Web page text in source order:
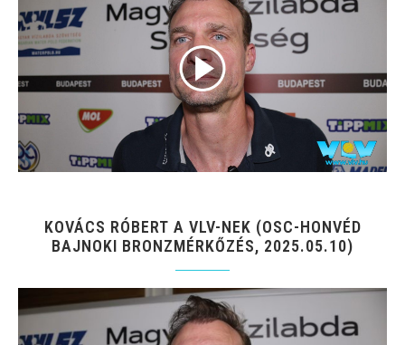
KOVÁCS RÓBERT A VLV-NEK (OSC-HONVÉD
BAJNOKI BRONZMÉRKŐZÉS, 2025.05.10)